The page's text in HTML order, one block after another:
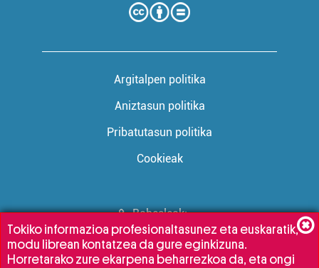
Argitalpen politika
Aniztasun politika
Pribatutasun politika
Cookieak
Babesleak:
Tokiko informazioa profesionaltasunez eta euskaratik,
modu librean kontatzea da gure eginkizuna.
Horretarako zure ekarpena beharrezkoa da, eta ongi